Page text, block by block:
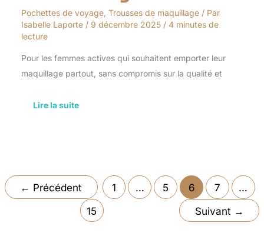
Pochettes de voyage, Trousses de maquillage/ Par
Isabelle Laporte / 9 décembre 2025 / 4 minutes de
lecture
Pour les femmes actives qui souhaitent emporter leur
maquillage partout, sans compromis sur la qualité et
Lire la suite
← Précédent 1 … 5 6 7
…
15
Suivant →